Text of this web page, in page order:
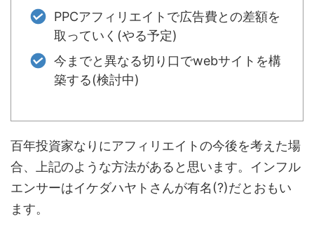
PPCアフィリエイトで広告費との差額を
取っていく(やる予定)
今までと異なる切り口でwebサイトを構
築する(検討中)
百年投資家なりにアフィリエイトの今後を考えた場
合、上記のような方法があると思います。インフル
エンサーはイケダハヤトさんが有名(?)だとおもい
ます。